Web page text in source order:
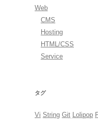
Web
CMS
Hosting
HTML/CSS
Service
タグ
Vi String Git Lolipop